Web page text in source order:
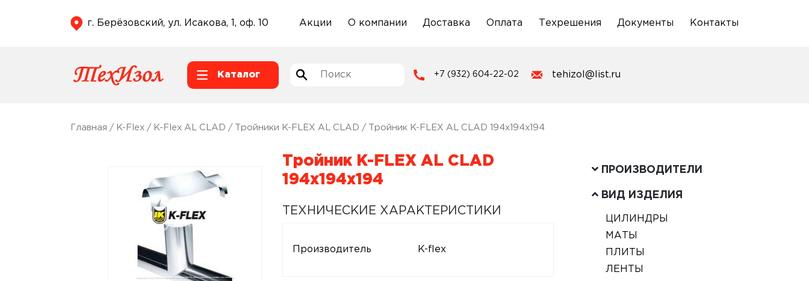
г. Берёзовский, ул. Исакова, 1, оф. 10 Акции О компании Доставка Оплата Техрешения Документы Контакты
Каталог +7 (932) 604-22-02 tehizol@list.ru
Главная / K-Flex / K-Flex AL CLAD / Тройники K-FLEX AL CLAD / Тройник K-FLEX AL CLAD 194x194x194
Тройник K-FLEX AL CLAD
194x194x194
ТЕХНИЧЕСКИЕ ХАРАКТЕРИСТИКИ
Производитель K-flex
ПРОИЗВОДИТЕЛИ
ВИД ИЗДЕЛИЯ
ЦИЛИНДРЫ
МАТЫ
ПЛИТЫ
ЛЕНТЫ